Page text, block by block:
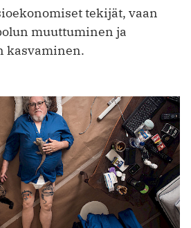
tekijät, vaan
muuttuminen ja
kasvaminen.